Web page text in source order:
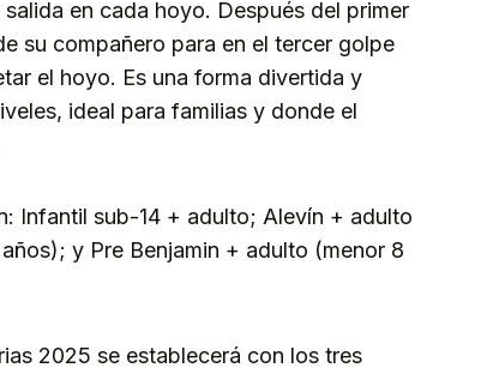
en cada hoyo. Después del primer
su compañero para en el tercer golpe
el hoyo. Es una forma divertida y
ideal para familias y donde el
Infantil sub-14 + adulto; Alevín + adulto
y Pre Benjamin + adulto (menor 8
2025 se establecerá con los tres